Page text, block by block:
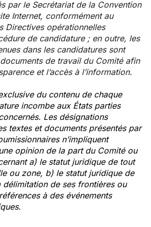
par le Secrétariat de la Convention
Internet, conformément au
Directives opérationnelles
de candidature ; en outre, les
dans les candidatures sont
de travail du Comité afin
et l’accès à l’information.
du contenu de chaque
incombe aux États parties
Les désignations
textes et documents présentés par
n’impliquent
opinion de la part du Comité ou
a) le statut juridique de tout
ou zone, b) le statut juridique de
délimitation de ses frontières ou
à des événements